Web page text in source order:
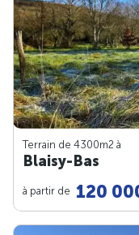
Terrain de 4300m2 à
Blaisy-Bas
à partir de 120